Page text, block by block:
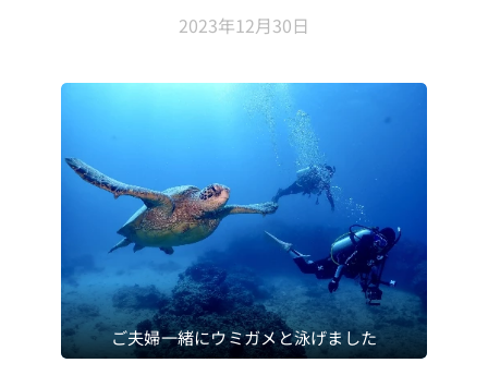
2023年12月30日
ご夫婦一緒にウミガメと泳げました